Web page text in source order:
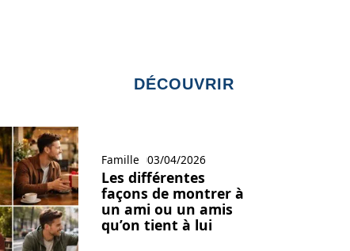
DÉCOUVRIR
Famille 03/04/2026
Les différentes
façons de montrer à
un ami ou un amis
qu’on tient à lui